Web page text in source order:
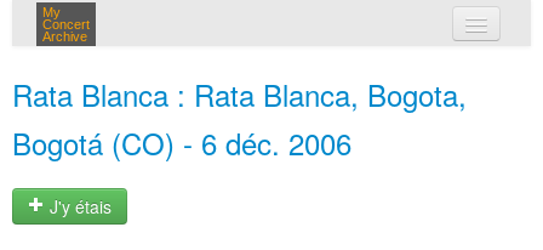
My
Concert
Archive
Rata Blanca : Rata Blanca, Bogota,
Bogotá (CO) - 6 déc. 2006
J'y étais